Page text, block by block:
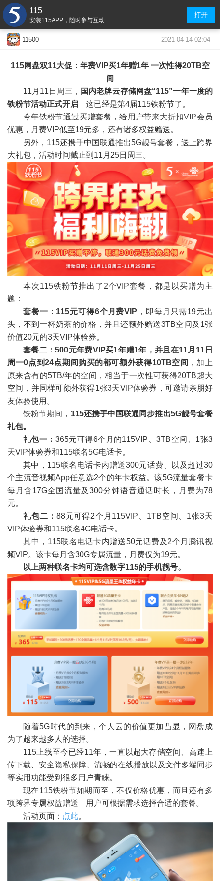
115
安装115APP，随时参与互动
打开
11500 2021-04-14 02:04
115网盘双11大促：年费VIP买1年赠1年 一次性得20TB空
间
11月11日周三， 国内老牌云存储网盘“115”一年一度的
铁粉节活动正式开启 ，这已经是第4届115铁粉节了。
今年铁粉节通过买赠套餐，给用户带来大折扣VIP会员
优惠，月费VIP低至19元多，还有诸多权益赠送。
另外，115还携手中国联通推出5G靓号套餐，送上跨界
大礼包，活动时间截止到11月25日周三。
本次115铁粉节推出了2个VIP套餐，都是以买赠为主
题：
套餐一：115元可得6个月费VIP ，即每月只需19元出
头，不到一杯奶茶的价格，并且还额外赠送3TB空间及1张
价值20元的3天VIP体验券。
套餐二：500元年费VIP买1年赠1年 ，并且在11月11日
周一0点到24点期间购买的都可额外获得10TB空间 ，加上
原来含有的5TB/年的空间，相当于一次性可获得20TB超大
空间，并同样可额外获得1张3天VIP体验券，可邀请亲朋好
友体验使用。
铁粉节期间， 115还携手中国联通同步推出5G靓号套餐
礼包。
礼包一： 365元可得6个月的115VIP、3TB空间、1张3
天VIP体验券和115联名5G电话卡。
其中，115联名电话卡内赠送300元话费、以及超过30
个主流音视频App任意选2个的年卡权益。该5G流量套餐卡
每月含17G全国流量及300分钟语音通话时长，月费为78
元。
礼包二： 88元可得2个月115VIP、1TB空间、1张3天
VIP体验券和115联名4G电话卡。
其中，115联名电话卡内赠送50元话费及2个月腾讯视
频VIP。该卡每月含30G专属流量，月费仅为19元。
以上两种联名卡均可选含数字115的手机靓号。
随着5G时代的到来，个人云的价值更加凸显，网盘成
为了越来越多人的选择。
115上线至今已经11年，一直以超大存储空间、高速上
传下载、安全隐私保障、流畅的在线播放以及文件多端同步
等实用功能受到很多用户青睐。
现在115铁粉节如期而至，不仅价格优惠，而且还有多
项跨界专属权益赠送，用户可根据需求选择合适的套餐。
活动页面： 点此。